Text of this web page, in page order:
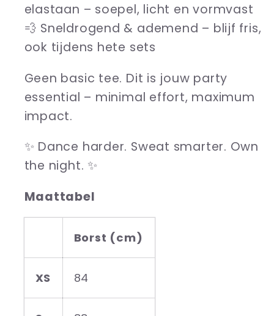
elastaan – soepel, licht en vormvast
💨 Sneldrogend & ademend – blijf fris,
ook tijdens hete sets
Geen basic tee. Dit is jouw party
essential – minimal effort, maximum
impact.
✨ Dance harder. Sweat smarter. Own
the night. ✨
Maattabel
Borst (cm)
XS 84